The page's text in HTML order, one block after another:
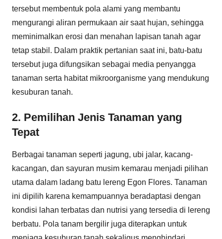
tersebut membentuk pola alami yang membantu
mengurangi aliran permukaan air saat hujan, sehingga
meminimalkan erosi dan menahan lapisan tanah agar
tetap stabil. Dalam praktik pertanian saat ini, batu-batu
tersebut juga difungsikan sebagai media penyangga
tanaman serta habitat mikroorganisme yang mendukung
kesuburan tanah.
2. Pemilihan Jenis Tanaman yang
Tepat
Berbagai tanaman seperti jagung, ubi jalar, kacang-
kacangan, dan sayuran musim kemarau menjadi pilihan
utama dalam ladang batu lereng Egon Flores. Tanaman
ini dipilih karena kemampuannya beradaptasi dengan
kondisi lahan terbatas dan nutrisi yang tersedia di lereng
berbatu. Pola tanam bergilir juga diterapkan untuk